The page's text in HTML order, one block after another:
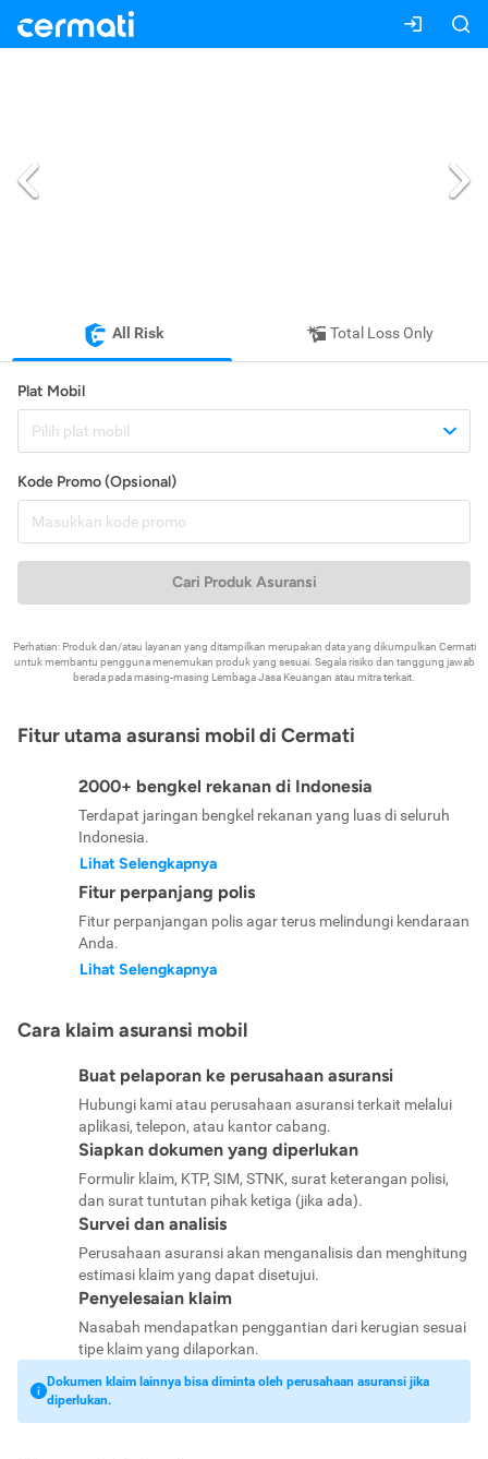
All Risk Total Loss Only
Plat Mobil
Pilih plat mobil
Kode Promo (Opsional)
Cari Produk Asuransi
Perhatian: Produk dan/atau layanan yang ditampilkan merupakan data yang dikumpulkan Cermati
untuk membantu pengguna menemukan produk yang sesuai. Segala risiko dan tanggung jawab
berada pada masing-masing Lembaga Jasa Keuangan atau mitra terkait.
Fitur utama asuransi mobil di Cermati
2000+ bengkel rekanan di Indonesia
Terdapat jaringan bengkel rekanan yang luas di seluruh
Indonesia.
Lihat Selengkapnya
Fitur perpanjang polis
Fitur perpanjangan polis agar terus melindungi kendaraan
Anda.
Lihat Selengkapnya
Cara klaim asuransi mobil
Buat pelaporan ke perusahaan asuransi
Hubungi kami atau perusahaan asuransi terkait melalui
aplikasi, telepon, atau kantor cabang.
Siapkan dokumen yang diperlukan
Formulir klaim, KTP, SIM, STNK, surat keterangan polisi,
dan surat tuntutan pihak ketiga (jika ada).
Survei dan analisis
Perusahaan asuransi akan menganalisis dan menghitung
estimasi klaim yang dapat disetujui.
Penyelesaian klaim
Nasabah mendapatkan penggantian dari kerugian sesuai
tipe klaim yang dilaporkan.
Dokumen klaim lainnya bisa diminta oleh perusahaan asuransi jika
diperlukan.